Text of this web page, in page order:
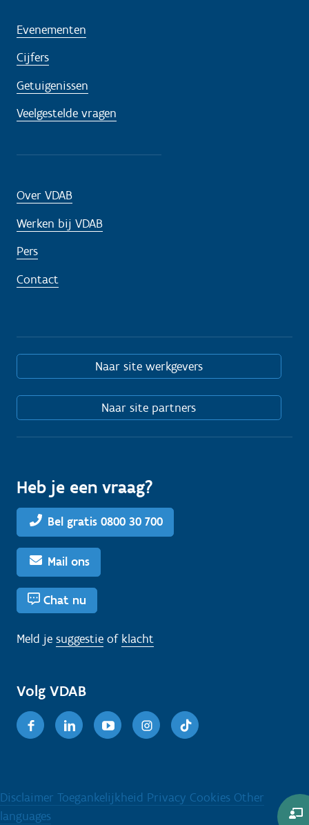
Evenementen
Cijfers
Getuigenissen
Veelgestelde vragen
Over VDAB
Werken bij VDAB
Pers
Contact
Naar site werkgevers
Naar site partners
Heb je een vraag?
Bel gratis 0800 30 700
Mail ons
Chat nu
Meld je suggestie of klacht
Volg VDAB
FacebookLinkedinYoutubeInstagram
Disclaimer Toegankelijkheid Privacy Cookies Other
languages